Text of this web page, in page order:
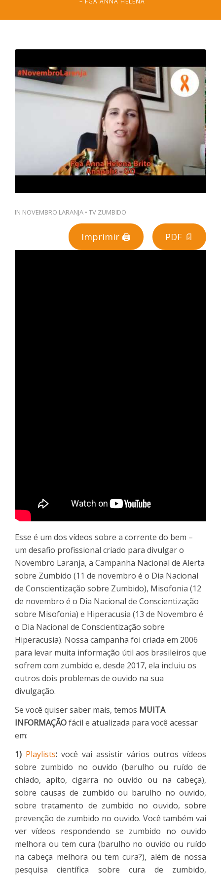
IN NOVEMBRO LARANJA • TV ZUMBIDO
Imprimir 🖨 PDF 📄
Esse é um dos vídeos sobre a corrente do bem –
um desafio profissional criado para divulgar o
Novembro Laranja, a Campanha Nacional de Alerta
sobre Zumbido (11 de novembro é o Dia Nacional
de Conscientização sobre Zumbido), Misofonia (12
de novembro é o Dia Nacional de Conscientização
sobre Misofonia) e Hiperacusia (13 de Novembro é
o Dia Nacional de Conscientização sobre
Hiperacusia). Nossa campanha foi criada em 2006
para levar muita informação útil aos brasileiros que
sofrem com zumbido e, desde 2017, ela incluiu os
outros dois problemas de ouvido na sua
divulgação.
Se você quiser saber mais, temos MUITA
INFORMAÇÃOfácil e atualizada para você acessar
em:
1) Playlists: você vai assistir vários outros vídeos
sobre zumbido no ouvido (barulho ou ruído de
chiado, apito, cigarra no ouvido ou na cabeça),
sobre causas de zumbido ou barulho no ouvido,
sobre tratamento de zumbido no ouvido, sobre
prevenção de zumbido no ouvido. Você também vai
ver vídeos respondendo se zumbido no ouvido
melhora ou tem cura (barulho no ouvido ou ruído
na cabeça melhora ou tem cura?), além de nossa
pesquisa científica sobre cura de zumbido,